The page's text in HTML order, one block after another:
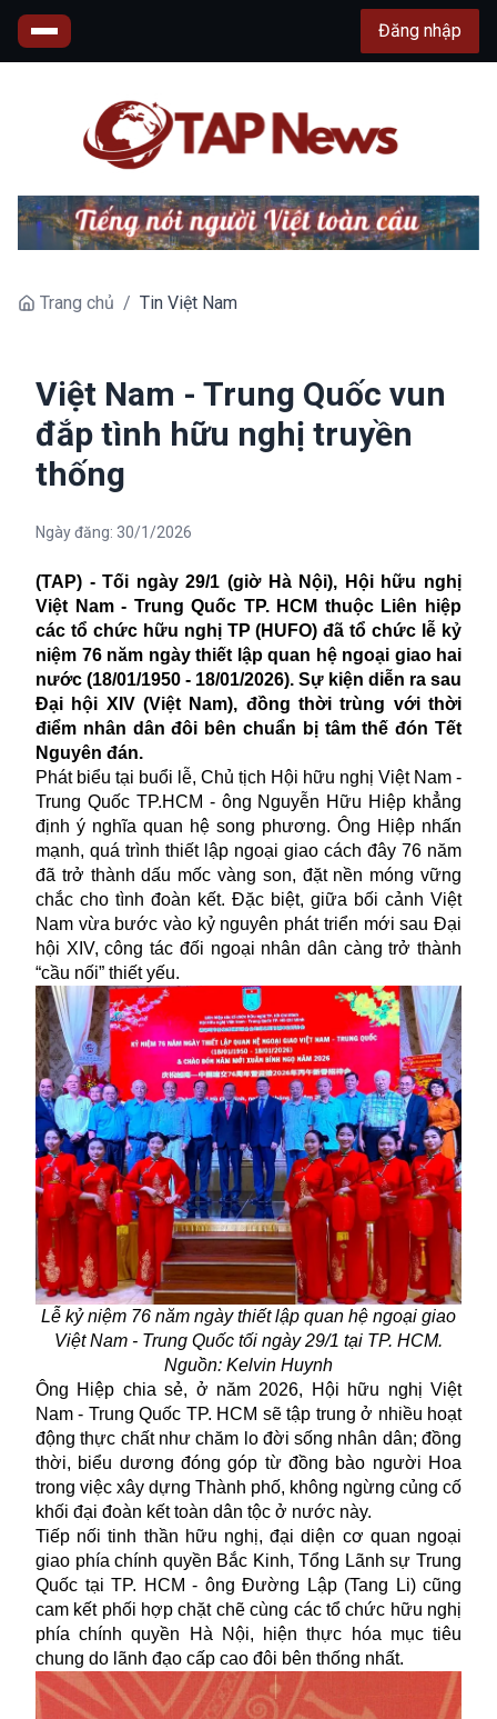
Đăng nhập
Trang chủ / Tin Việt Nam
Việt Nam - Trung Quốc vun
đắp tình hữu nghị truyền
thống
Ngày đăng: 30/1/2026
(TAP) - Tối ngày 29/1 (giờ Hà Nội), Hội hữu nghị
Việt Nam - Trung Quốc TP. HCM thuộc Liên hiệp
các tổ chức hữu nghị TP (HUFO) đã tổ chức lễ kỷ
niệm 76 năm ngày thiết lập quan hệ ngoại giao hai
nước (18/01/1950 - 18/01/2026). Sự kiện diễn ra sau
Đại hội XIV (Việt Nam), đồng thời trùng với thời
điểm nhân dân đôi bên chuẩn bị tâm thế đón Tết
Nguyên đán.
Phát biểu tại buổi lễ, Chủ tịch Hội hữu nghị Việt Nam -
Trung Quốc TP.HCM - ông Nguyễn Hữu Hiệp khẳng
định ý nghĩa quan hệ song phương. Ông Hiệp nhấn
mạnh, quá trình thiết lập ngoại giao cách đây 76 năm
đã trở thành dấu mốc vàng son, đặt nền móng vững
chắc cho tình đoàn kết. Đặc biệt, giữa bối cảnh Việt
Nam vừa bước vào kỷ nguyên phát triển mới sau Đại
hội XIV, công tác đối ngoại nhân dân càng trở thành
“cầu nối” thiết yếu.
Lễ kỷ niệm 76 năm ngày thiết lập quan hệ ngoại giao
Việt Nam - Trung Quốc tối ngày 29/1 tại TP. HCM.
Nguồn: Kelvin Huynh
Ông Hiệp chia sẻ, ở năm 2026, Hội hữu nghị Việt
Nam - Trung Quốc TP. HCM sẽ tập trung ở nhiều hoạt
động thực chất như chăm lo đời sống nhân dân; đồng
thời, biểu dương đóng góp từ đồng bào người Hoa
trong việc xây dựng Thành phố, không ngừng củng cố
khối đại đoàn kết toàn dân tộc ở nước này.
Tiếp nối tinh thần hữu nghị, đại diện cơ quan ngoại
giao phía chính quyền Bắc Kinh, Tổng Lãnh sự Trung
Quốc tại TP. HCM - ông Đường Lập (Tang Li) cũng
cam kết phối hợp chặt chẽ cùng các tổ chức hữu nghị
phía chính quyền Hà Nội, hiện thực hóa mục tiêu
chung do lãnh đạo cấp cao đôi bên thống nhất.